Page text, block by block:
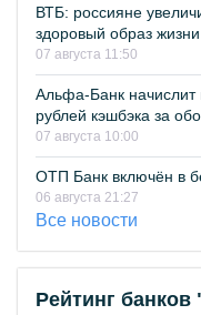
ВТБ: россияне
здоровый образ жизни
07 августа 11:50
Альфа-Банк
рублей кэшбэка за
07 августа 10:00
ОТП Банк включён в
06 августа 21:27
Все новости
Рейтинг банков